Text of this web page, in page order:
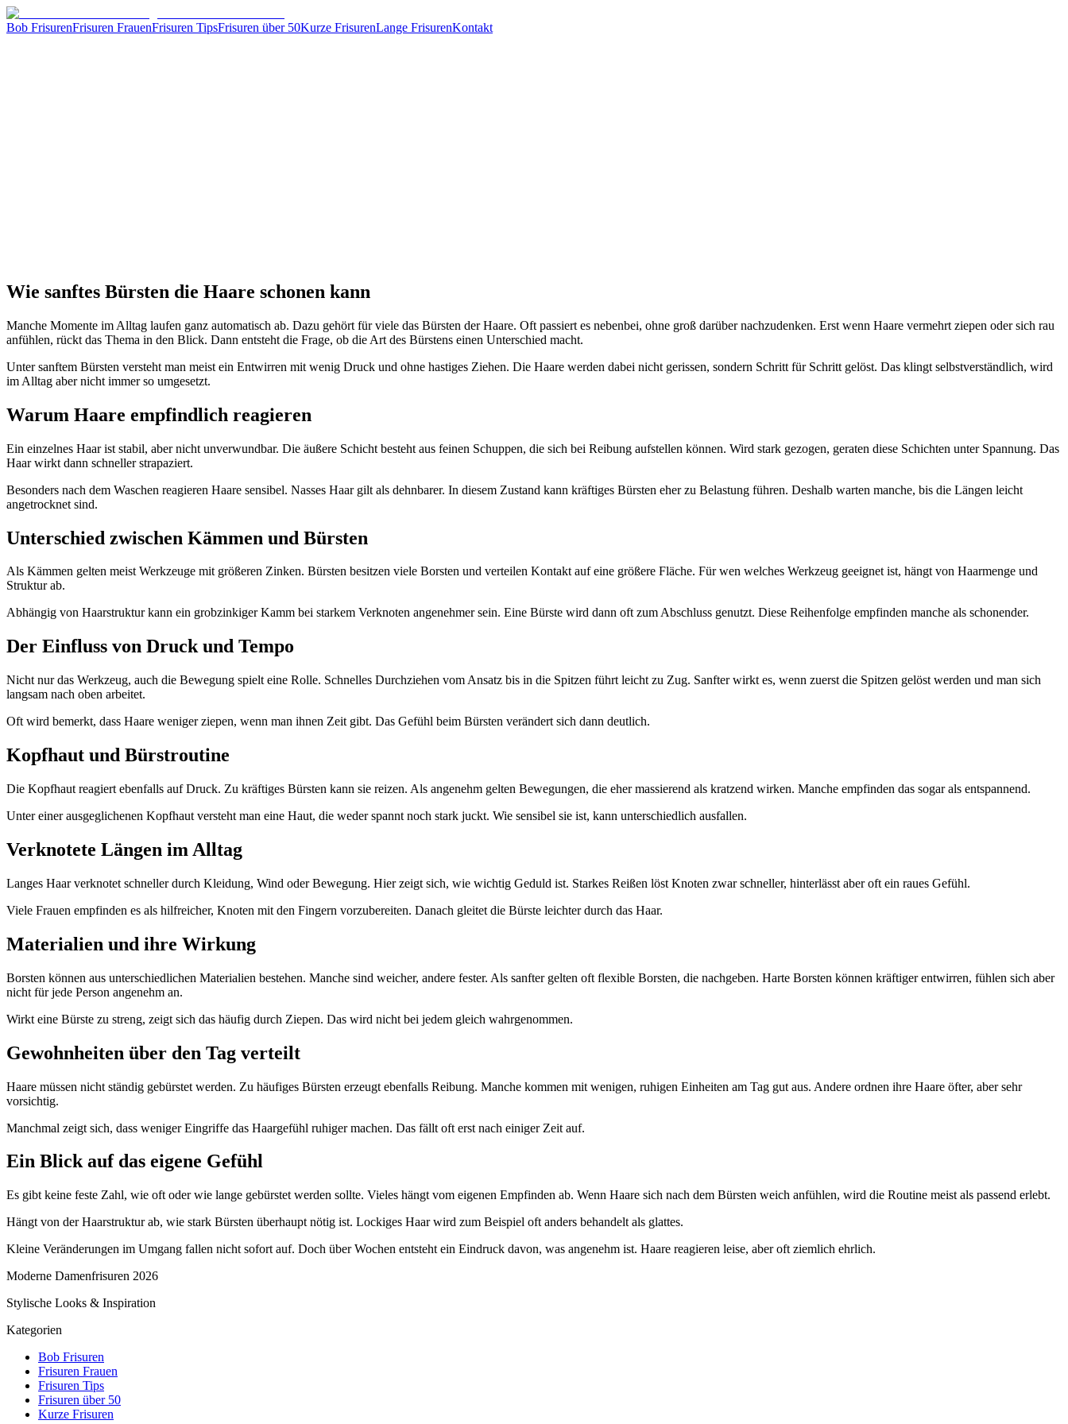
Bob FrisurenFrisuren FrauenFrisuren TipsFrisuren über 50Kurze FrisurenLange FrisurenKontakt
Wie sanftes Bürsten die Haare schonen kann
Manche Momente im Alltag laufen ganz automatisch ab. Dazu gehört für viele das Bürsten der Haare. Oft passiert es nebenbei, ohne groß darüber nachzudenken. Erst wenn Haare vermehrt ziepen oder sich rau
anfühlen, rückt das Thema in den Blick. Dann entsteht die Frage, ob die Art des Bürstens einen Unterschied macht.
Unter sanftem Bürsten versteht man meist ein Entwirren mit wenig Druck und ohne hastiges Ziehen. Die Haare werden dabei nicht gerissen, sondern Schritt für Schritt gelöst. Das klingt selbstverständlich, wird
im Alltag aber nicht immer so umgesetzt.
Warum Haare empfindlich reagieren
Ein einzelnes Haar ist stabil, aber nicht unverwundbar. Die äußere Schicht besteht aus feinen Schuppen, die sich bei Reibung aufstellen können. Wird stark gezogen, geraten diese Schichten unter Spannung. Das
Haar wirkt dann schneller strapaziert.
Besonders nach dem Waschen reagieren Haare sensibel. Nasses Haar gilt als dehnbarer. In diesem Zustand kann kräftiges Bürsten eher zu Belastung führen. Deshalb warten manche, bis die Längen leicht
angetrocknet sind.
Unterschied zwischen Kämmen und Bürsten
Als Kämmen gelten meist Werkzeuge mit größeren Zinken. Bürsten besitzen viele Borsten und verteilen Kontakt auf eine größere Fläche. Für wen welches Werkzeug geeignet ist, hängt von Haarmenge und
Struktur ab.
Abhängig von Haarstruktur kann ein grobzinkiger Kamm bei starkem Verknoten angenehmer sein. Eine Bürste wird dann oft zum Abschluss genutzt. Diese Reihenfolge empfinden manche als schonender.
Der Einfluss von Druck und Tempo
Nicht nur das Werkzeug, auch die Bewegung spielt eine Rolle. Schnelles Durchziehen vom Ansatz bis in die Spitzen führt leicht zu Zug. Sanfter wirkt es, wenn zuerst die Spitzen gelöst werden und man sich
langsam nach oben arbeitet.
Oft wird bemerkt, dass Haare weniger ziepen, wenn man ihnen Zeit gibt. Das Gefühl beim Bürsten verändert sich dann deutlich.
Kopfhaut und Bürstroutine
Die Kopfhaut reagiert ebenfalls auf Druck. Zu kräftiges Bürsten kann sie reizen. Als angenehm gelten Bewegungen, die eher massierend als kratzend wirken. Manche empfinden das sogar als entspannend.
Unter einer ausgeglichenen Kopfhaut versteht man eine Haut, die weder spannt noch stark juckt. Wie sensibel sie ist, kann unterschiedlich ausfallen.
Verknotete Längen im Alltag
Langes Haar verknotet schneller durch Kleidung, Wind oder Bewegung. Hier zeigt sich, wie wichtig Geduld ist. Starkes Reißen löst Knoten zwar schneller, hinterlässt aber oft ein raues Gefühl.
Viele Frauen empfinden es als hilfreicher, Knoten mit den Fingern vorzubereiten. Danach gleitet die Bürste leichter durch das Haar.
Materialien und ihre Wirkung
Borsten können aus unterschiedlichen Materialien bestehen. Manche sind weicher, andere fester. Als sanfter gelten oft flexible Borsten, die nachgeben. Harte Borsten können kräftiger entwirren, fühlen sich aber
nicht für jede Person angenehm an.
Wirkt eine Bürste zu streng, zeigt sich das häufig durch Ziepen. Das wird nicht bei jedem gleich wahrgenommen.
Gewohnheiten über den Tag verteilt
Haare müssen nicht ständig gebürstet werden. Zu häufiges Bürsten erzeugt ebenfalls Reibung. Manche kommen mit wenigen, ruhigen Einheiten am Tag gut aus. Andere ordnen ihre Haare öfter, aber sehr
vorsichtig.
Manchmal zeigt sich, dass weniger Eingriffe das Haargefühl ruhiger machen. Das fällt oft erst nach einiger Zeit auf.
Ein Blick auf das eigene Gefühl
Es gibt keine feste Zahl, wie oft oder wie lange gebürstet werden sollte. Vieles hängt vom eigenen Empfinden ab. Wenn Haare sich nach dem Bürsten weich anfühlen, wird die Routine meist als passend erlebt.
Hängt von der Haarstruktur ab, wie stark Bürsten überhaupt nötig ist. Lockiges Haar wird zum Beispiel oft anders behandelt als glattes.
Kleine Veränderungen im Umgang fallen nicht sofort auf. Doch über Wochen entsteht ein Eindruck davon, was angenehm ist. Haare reagieren leise, aber oft ziemlich ehrlich.
Moderne Damenfrisuren 2026
Stylische Looks & Inspiration
Kategorien
Bob Frisuren
Frisuren Frauen
Frisuren Tips
Frisuren über 50
Kurze Frisuren